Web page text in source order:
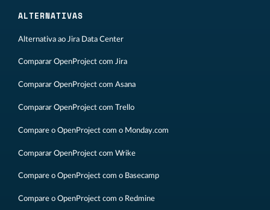
ALTERNATIVAS
Alternativa ao Jira Data Center
Comparar OpenProject com Jira
Comparar OpenProject com Asana
Comparar OpenProject com Trello
Compare o OpenProject com o Monday.com
Comparar OpenProject com Wrike
Compare o OpenProject com o Basecamp
Compare o OpenProject com o Redmine